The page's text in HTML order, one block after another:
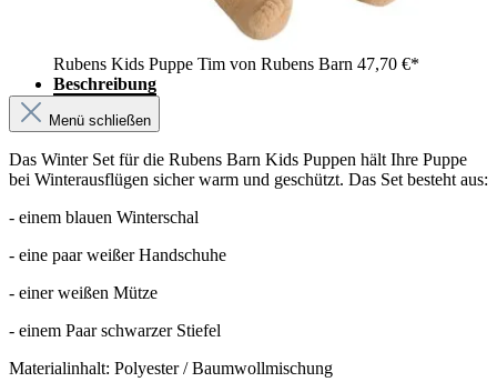
Rubens Kids Puppe Tim von Rubens Barn 47,70 €*
Beschreibung
Menü schließen
Das Winter Set für die Rubens Barn Kids Puppen hält Ihre Puppe
bei Winterausflügen sicher warm und geschützt. Das Set besteht aus:
- einem blauen Winterschal
- eine paar weißer Handschuhe
- einer weißen Mütze
- einem Paar schwarzer Stiefel
Materialinhalt: Polyester / Baumwollmischung